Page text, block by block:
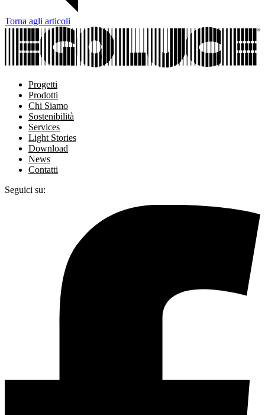
Torna agli articoli
Progetti
Prodotti
Chi Siamo
Sostenibilità
Services
Light Stories
Download
News
Contatti
Seguici su: